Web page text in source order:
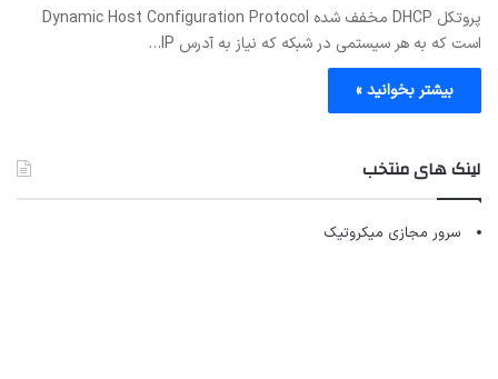
پروتکل DHCP مخفف شده Dynamic Host Configuration Protocol
است که به هر سیستمی در شبکه که نیاز به آدرس IP…
بیشتر بخوانید »
لینک های منتخب
سرور مجازی میکروتیک